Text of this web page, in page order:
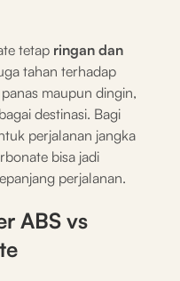
tetap ringan dan
tahan terhadap
maupun dingin,
destinasi. Bagi
perjalanan jangka
bisa jadi
perjalanan.
ABS vs